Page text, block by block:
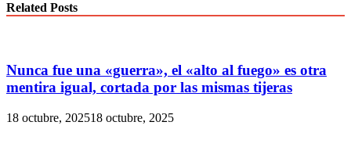
Related Posts
Nunca fue una «guerra», el «alto al fuego» es otra
mentira igual, cortada por las mismas tijeras
18 octubre, 202518 octubre, 2025